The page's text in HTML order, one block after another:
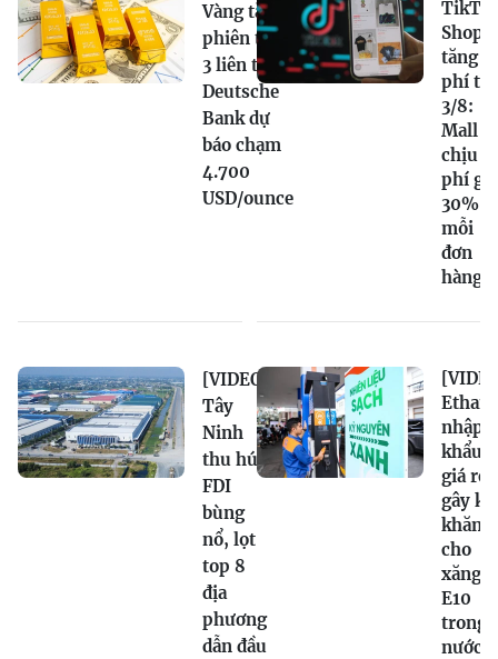
Vàng tăng
phiên thứ
3 liên tiếp,
Deutsche
Bank dự
báo chạm
4.700
USD/ounce
Shop
tăng
phí từ
3/8:
Mall
chịu
phí
30%
mỗi
đơn
hàng
[VIDEO]
Tây
Ninh
thu hút
FDI
bùng
nổ, lọt
top 8
địa
phương
dẫn đầu
nhập
khẩu
giá rẻ
gây
khăn
cho
xăng
E10
trong
nước